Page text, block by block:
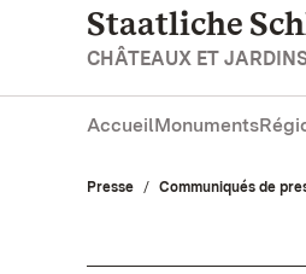
Staatliche
CHÂTEAUX ET
AccueilMonuments
Presse Communiqués de